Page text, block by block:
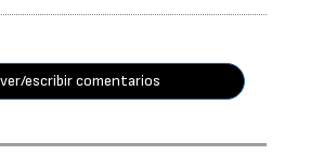
ver/escribir comentarios